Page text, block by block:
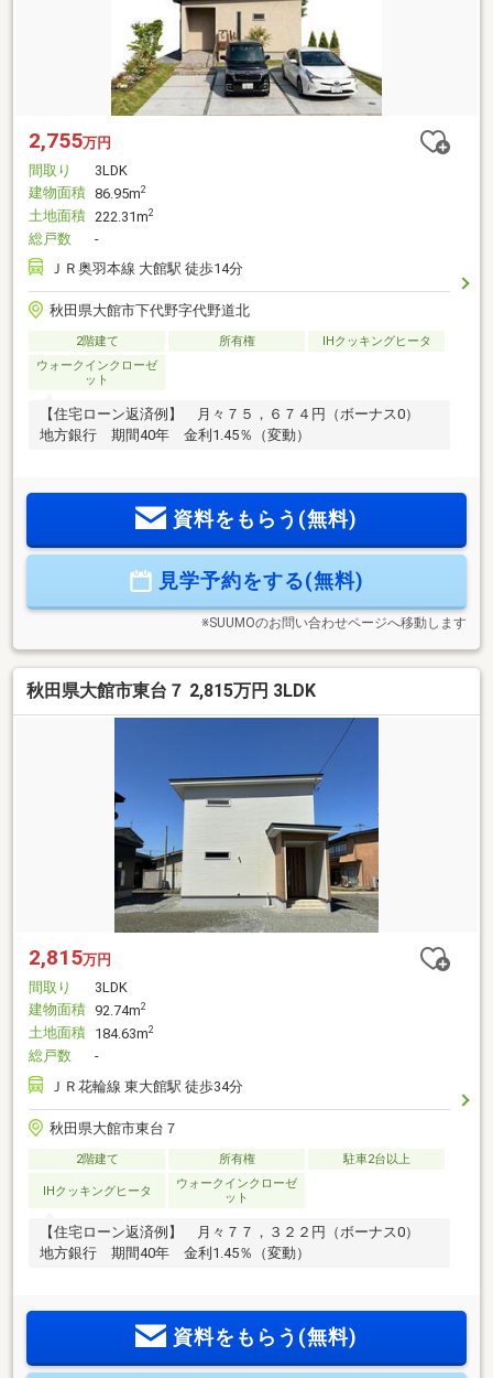
2,755万円
間取り
3LDK
建物面積 86.95m2
土地面積 222.31m2
総戸数
-
ＪＲ奥羽本線 大館駅 徒歩14分
秋田県大館市下代野字代野道北
2階建て 所有権
IHクッキングヒータ
ウォークインクローゼ
ット
【住宅ローン返済例】 月々７５，６７４円（ボーナス0）
地方銀行 期間40年 金利1.45％（変動）
資料をもらう(無料)
見学予約をする(無料)
※SUUMOのお問い合わせページへ移動します
秋田県大館市東台７ 2,815万円 3LDK
2,815万円
間取り
3LDK
建物面積 92.74m2
土地面積 184.63m2
総戸数
-
ＪＲ花輪線 東大館駅 徒歩34分
秋田県大館市東台７
2階建て 所有権 駐車2台以上
IHクッキングヒータ
ウォークインクローゼ
ット
【住宅ローン返済例】 月々７７，３２２円（ボーナス0）
地方銀行 期間40年 金利1.45％（変動）
資料をもらう(無料)